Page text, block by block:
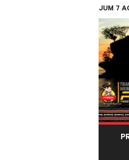
JUM 7
Polres